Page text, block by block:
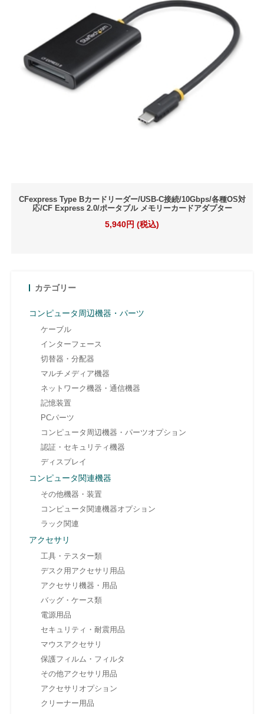
CFexpress Type Bカードリーダー/USB-C接続/10Gbps/各種OS対
応/CF Express 2.0/ポータブル メモリーカードアダプター
5,940円 (税込)
カテゴリー
コンピュータ周辺機器・パーツ
ケーブル
インターフェース
切替器・分配器
マルチメディア機器
ネットワーク機器・通信機器
記憶装置
PCパーツ
コンピュータ周辺機器・パーツオプション
認証・セキュリティ機器
ディスプレイ
コンピュータ関連機器
その他機器・装置
コンピュータ関連機器オプション
ラック関連
アクセサリ
工具・テスター類
デスク用アクセサリ用品
アクセサリ機器・用品
バッグ・ケース類
電源用品
セキュリティ・耐震用品
マウスアクセサリ
保護フィルム・フィルタ
その他アクセサリ用品
アクセサリオプション
クリーナー用品